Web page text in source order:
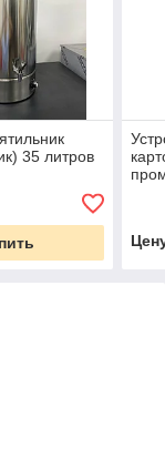
35 литров